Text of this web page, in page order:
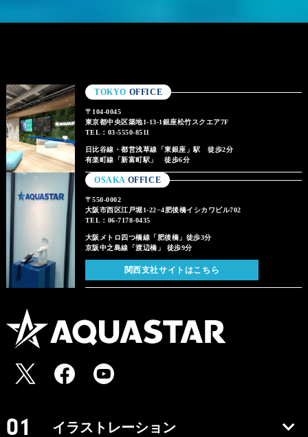
TOKYO OFFICE
〒104-0045
東京都中央区築地1-13-1銀座松竹スクエア7F
TEL：03-5550-8511
日比谷線・都営浅草線「東銀座」駅 徒歩2分
有楽町線「新富町駅」 徒歩6分
OSAKA OFFICE
〒550-0002
大阪市西区江戸堀1-22−4肥後橋イシカワビル702
TEL：06-7178-0435
大阪メトロ四つ橋線「肥後橋」徒歩3分
京阪中之島線「渡辺橋」 徒歩9分
関西支社サイトはこちら
イラストレーション